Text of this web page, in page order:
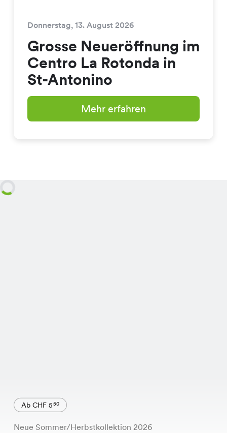
Donnerstag, 13. August 2026
Grosse Neueröffnung im
Centro La Rotonda in
St-Antonino
Mehr erfahren
Ab CHF 550
Neue Sommer/Herbstkollektion 2026